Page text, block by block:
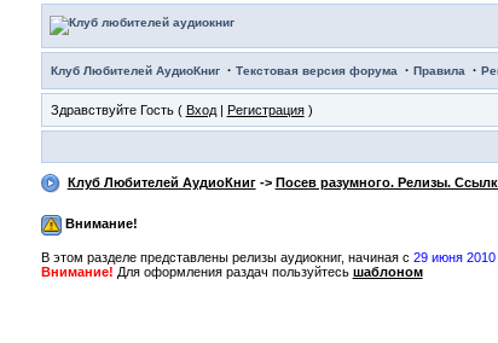
Клуб Любителей АудиоКниг· Текстовая версия форума · Правила ·
Здравствуйте Гость ( Вход| Регистрация)
Клуб Любителей АудиоКниг-> Посев разумного. Релизы.
Внимание!
В этом разделе представлены релизы аудиокниг, начиная с 29 июня 2010
Внимание! Для оформления раздач пользуйтесь шаблоном